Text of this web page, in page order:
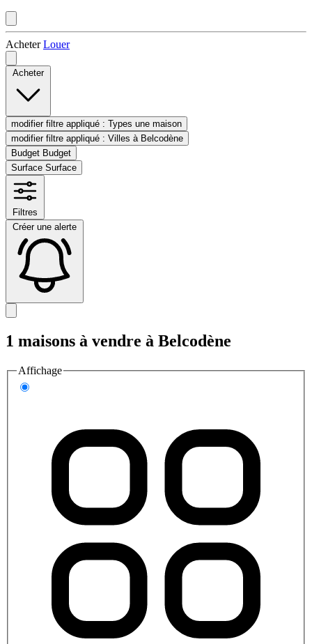
AcheterLouer
Acheter
modifier filtre appliqué : Types une maison
modifier filtre appliqué : Villes à Belcodène
Budget Budget
Surface Surface
Filtres
Créer une alerte
1 maisons à vendre à Belcodène
Affichage